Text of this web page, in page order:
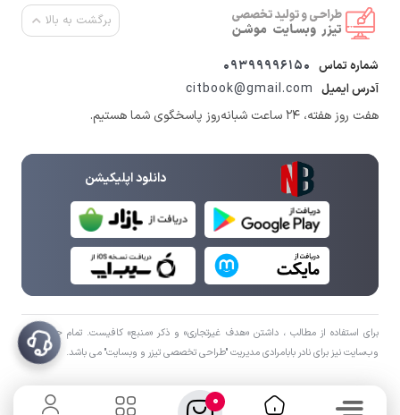
0
برگشت به بالا
شماره تماس 09399996150
آدرس ایمیل citbook@gmail.com
هفت روز هفته، ۲۴ ساعت شبانه‌روز پاسخگوی شما هستیم.
دانلود اپلیکیشن
برای استفاده از مطالب ، داشتن «هدف غیرتجاری» و ذکر «منبع» کافیست. تمام حقوق اين
وب‌سايت نیز برای نادر بابامرادی مدیریت "طراحی تخصصی تیزر و وبسایت" می باشد.